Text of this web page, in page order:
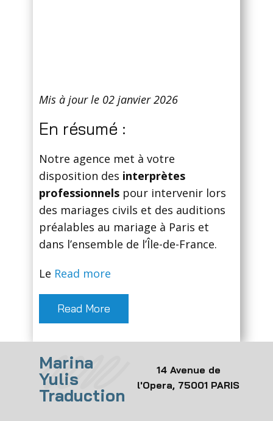
Mis à jour le 02 janvier 2026
En résumé :
Notre agence met à votre
disposition des interprètes
professionnels pour intervenir lors
des mariages civils et des auditions
préalables au mariage à Paris et
dans l’ensemble de l’Île-de-France.
Le Read more
Read More
Marina
Yulis
Traduction
14 Avenue de
l'Opera, 75001 PARIS